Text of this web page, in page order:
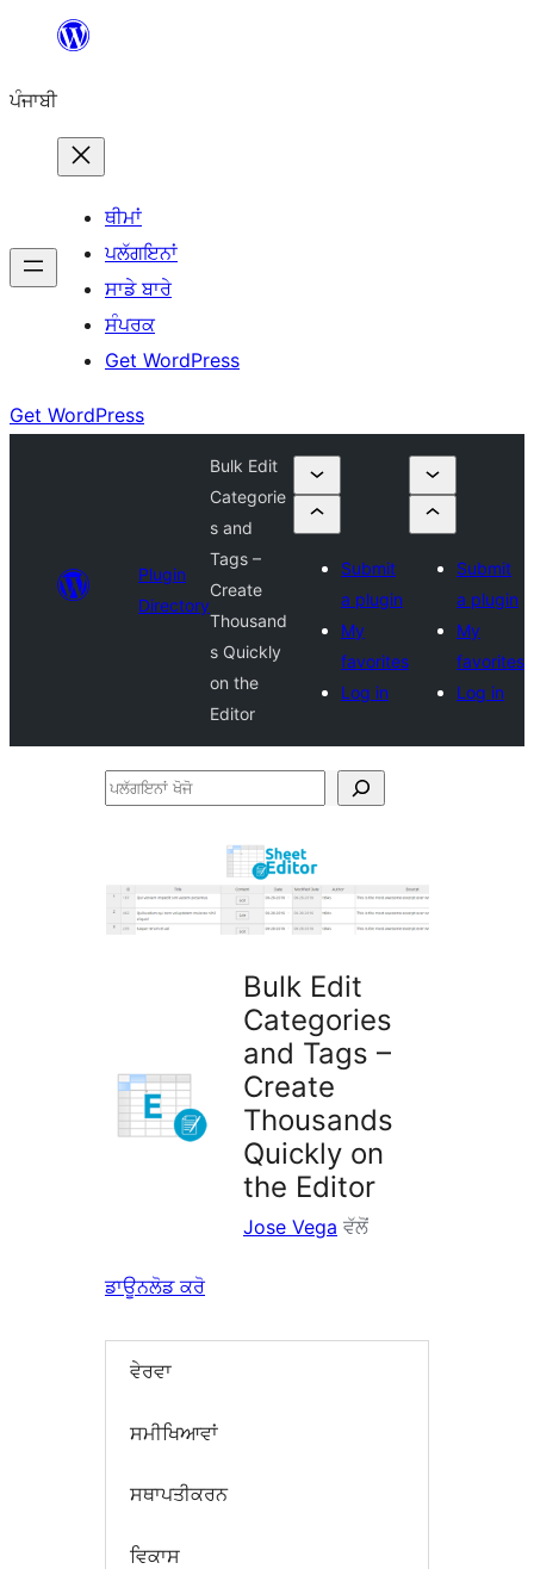
'ਤੇ
ਪੰਜਾਬੀ
ਥੀਮਾਂ
ਪਲੱਗਇਨਾਂ
ਸਾਡੇ ਬਾਰੇ
ਸੰਪਰਕ
Get WordPress
Get WordPress
Plugin
Directory
Bulk Edit
Categorie
s and
Tags –
Create
Thousand
s Quickly
on the
Editor
Submit
a plugin
My
favorites
Log in
Submit
a plugin
My
favorites
Log in
ਪਲੱਗਇਨਾਂ
Bulk Edit
Categories
and Tags –
Create
Thousands
Quickly on
the Editor
Jose Vega ਵੱਲੋਂ
ਡਾਊਨਲੋਡ ਕਰੋ
ਵੇਰਵਾ
ਸਮੀਖਿਆਵਾਂ
ਸਥਾਪਤੀਕਰਨ
ਵਿਕਾਸ